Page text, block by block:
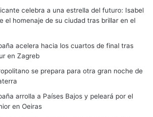
celebra a una estrella del futuro: Isabel
el homenaje de su ciudad tras brillar en el
acelera hacia los cuartos de final tras
en Zagreb
se prepara para otra gran noche de
arrolla a Países Bajos y peleará por el
en Oeiras